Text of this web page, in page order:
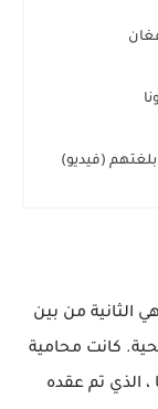
(فيديو)
ريجي في لويزيانا عام 1954 ، وهي الثانية من بين
كانت محامية
، الذي تم عقده